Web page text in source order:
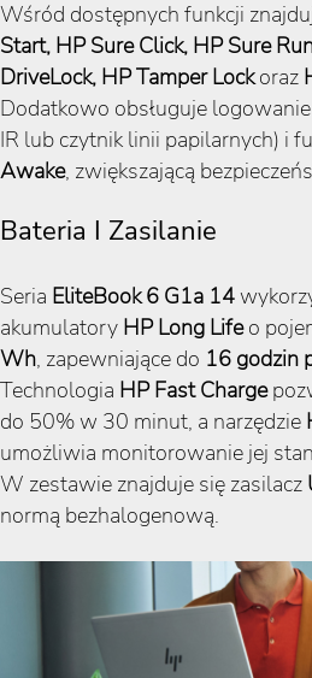
Wśród dostępnych funkcji
Start, HP Sure Click, HP Sure
DriveLock, HP Tamper Lockoraz
Dodatkowo obsługuje
IR lub czytnik linii papilarnych) i
Awake, zwiększającą
Bateria I Zasilanie
Seria EliteBook 6 G1a 14
akumulatory HP Long Lifeo
Wh, zapewniające do 16 godzin
Technologia HP Fast Charge
do 50% w 30 minut, a narzędzie
umożliwia monitorowanie jej
W zestawie znajduje się zasilacz
normą bezhalogenową.